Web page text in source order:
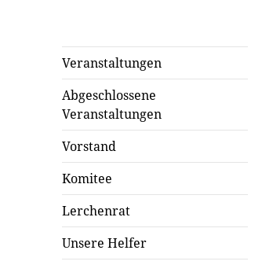
Veranstaltungen
Abgeschlossene
Veranstaltungen
Vorstand
Komitee
Lerchenrat
Unsere Helfer